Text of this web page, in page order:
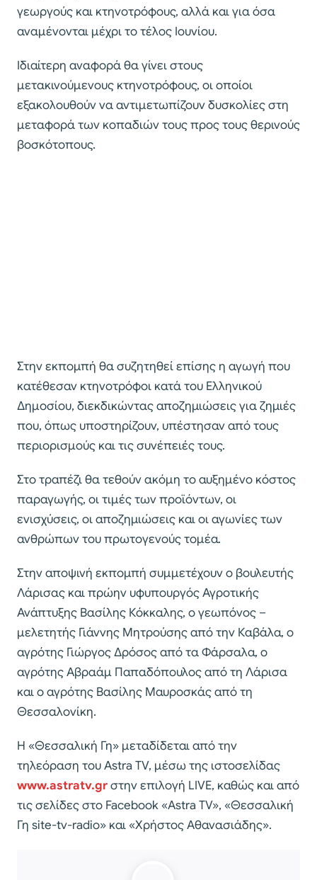
γεωργούς και κτηνοτρόφους, αλλά και για όσα
αναμένονται μέχρι το τέλος Ιουνίου.
Ιδιαίτερη αναφορά θα γίνει στους
μετακινούμενους κτηνοτρόφους, οι οποίοι
εξακολουθούν να αντιμετωπίζουν δυσκολίες στη
μεταφορά των κοπαδιών τους προς τους θερινούς
βοσκότοπους.
Στην εκπομπή θα συζητηθεί επίσης η αγωγή που
κατέθεσαν κτηνοτρόφοι κατά του Ελληνικού
Δημοσίου, διεκδικώντας αποζημιώσεις για ζημιές
που, όπως υποστηρίζουν, υπέστησαν από τους
περιορισμούς και τις συνέπειές τους.
Στο τραπέζι θα τεθούν ακόμη το αυξημένο κόστος
παραγωγής, οι τιμές των προϊόντων, οι
ενισχύσεις, οι αποζημιώσεις και οι αγωνίες των
ανθρώπων του πρωτογενούς τομέα.
Στην αποψινή εκπομπή συμμετέχουν ο βουλευτής
Λάρισας και πρώην υφυπουργός Αγροτικής
Ανάπτυξης Βασίλης Κόκκαλης, ο γεωπόνος –
μελετητής Γιάννης Μητρούσης από την Καβάλα, ο
αγρότης Γιώργος Δρόσος από τα Φάρσαλα, ο
αγρότης Αβραάμ Παπαδόπουλος από τη Λάρισα
και ο αγρότης Βασίλης Μαυροσκάς από τη
Θεσσαλονίκη.
Η «Θεσσαλική Γη» μεταδίδεται από την
τηλεόραση του Astra TV, μέσω της ιστοσελίδας
www.astratv.grστην επιλογή LIVE, καθώς και από
τις σελίδες στο Facebook «Astra TV», «Θεσσαλική
Γη site-tv-radio» και «Χρήστος Αθανασιάδης».